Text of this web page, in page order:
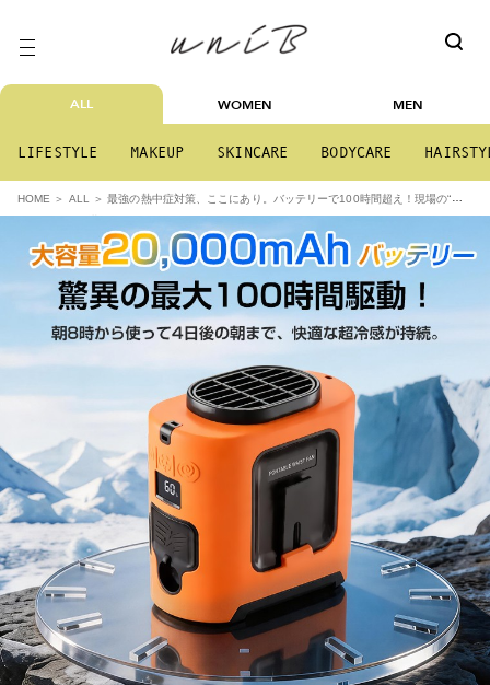
ALL WOMEN MEN
LIFESTYLE MAKEUP SKINCARE BODYCARE
HOME ALL
最強の熱中症対策、ここにあり。バッテリーで100時間超え！現場の“命